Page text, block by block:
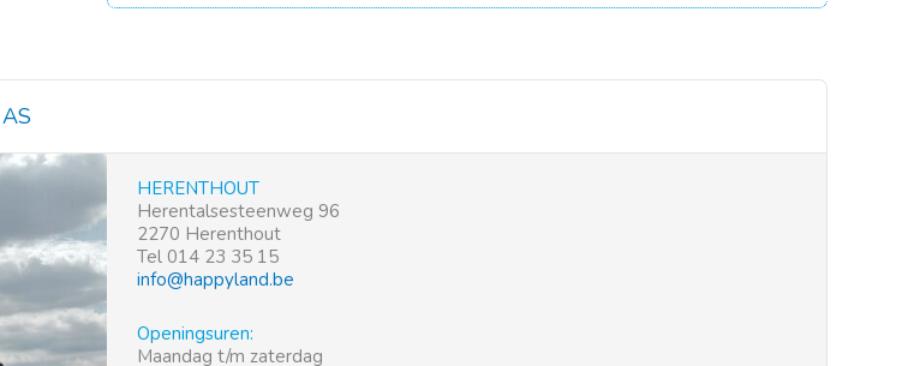
AS
HERENTHOUT
Herentalsesteenweg 96
2270 Herenthout
Tel 014 23 35 15
info@happyland.be
Openingsuren:
Maandag t/m zaterdag